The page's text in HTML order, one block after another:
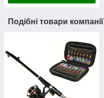
Подібні товари компанії